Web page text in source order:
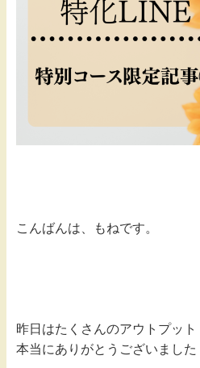
こんばんは、もねです。
昨日はたくさんのアウトプット
本当にありがとうございました